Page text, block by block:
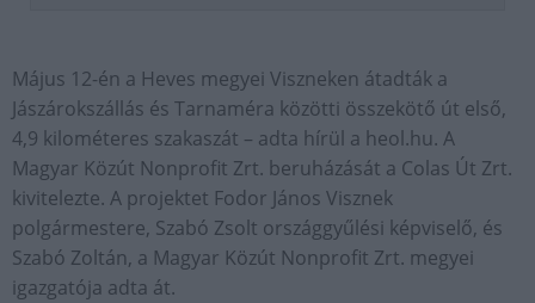
Május 12-én a Heves megyei Viszneken átadták a
Jászárokszállás és Tarnaméra közötti összekötő út első,
4,9 kilométeres szakaszát – adta hírül a heol.hu. A
Magyar Közút Nonprofit Zrt. beruházását a Colas Út Zrt.
kivitelezte. A projektet Fodor János Visznek
polgármestere, Szabó Zsolt országgyűlési képviselő, és
Szabó Zoltán, a Magyar Közút Nonprofit Zrt. megyei
igazgatója adta át.